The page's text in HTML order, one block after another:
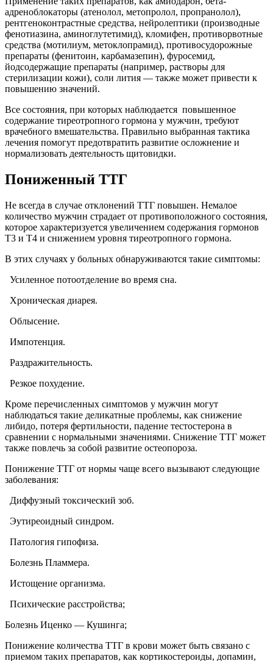
адреноблокаторы (атенолол, метопролол, пропранолол),
рентгеноконтрастные средства, нейролептики (производные
фенотиазина, аминоглутетимид), кломифен, противорвотные
средства (мотилиум, метоклопрамид), противосудорожные
препараты (фенитоин, карбамазепин), фуросемид,
йодсодержащие препараты (например, растворы для
стерилизации кожи), соли лития — также может привести к
повышению значений.
Все состояния, при которых наблюдается повышенное
содержание тиреотропного гормона у мужчин, требуют
врачебного вмешательства. Правильно выбранная тактика
лечения помогут предотвратить развитие осложнение и
нормализовать деятельность щитовидки.
Пониженный ТТГ
Не всегда в случае отклонений ТТГ повышен. Немалое
количество мужчин страдает от противоположного состояния,
которое характеризуется увеличением содержания гормонов
Т3 и Т4 и снижением уровня тиреотропного гормона.
В этих случаях у больных обнаруживаются такие симптомы:
Усиленное потоотделение во время сна.
Хроническая диарея.
Облысение.
Импотенция.
Раздражительность.
Резкое похудение.
Кроме перечисленных симптомов у мужчин могут
наблюдаться такие деликатные проблемы, как снижение
либидо, потеря фертильности, падение тестостерона в
сравнении с нормальными значениями. Снижение ТТГ может
также повлечь за собой развитие остеопороза.
Понижение ТТГ от нормы чаще всего вызывают следующие
заболевания:
Диффузный токсический зоб.
Эутиреоидный синдром.
Патология гипофиза.
Болезнь Пламмера.
Истощение организма.
Психические расстройства;
Болезнь Иценко — Кушинга;
Понижение количества ТТГ в крови может быть связано с
приемом таких препаратов, как кортикостероиды, допамин,